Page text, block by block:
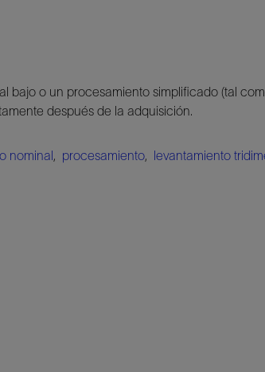
o un procesamiento simplificado (tal
después de la adquisición.
nominal, procesamiento, levantamiento